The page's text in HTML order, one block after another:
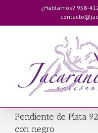
contenido
¿Hablamos? 958-
Pendiente de Plata
con negro